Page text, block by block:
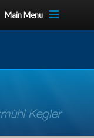
Main Menu